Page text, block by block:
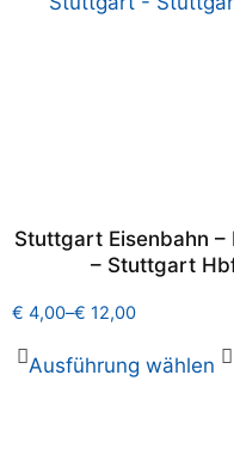
Stuttgart Eisenbahn –
– Stuttgart
€ 4,00–€ 12,00
Ausführung wählen